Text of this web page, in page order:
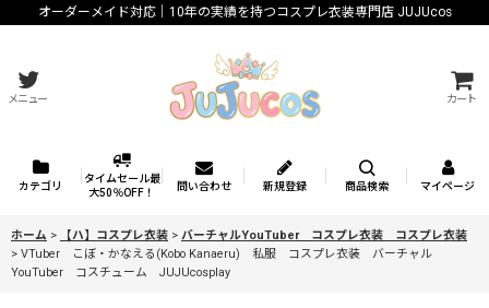
オーダーメイド対応｜10年の実績を持つコスプレ衣装専門店 JUJUcos
メニュー カート
カテゴリ
タイムセール最
大50％OFF！
問い合わせ 新規登録 商品検索 マイページ
ホーム > 【ハ】コスプレ衣装 > バーチャルYouTuber コスプレ衣装 コスプレ衣装
> VTuber こぼ・かなえる(Kobo Kanaeru) 私服 コスプレ衣装 バーチャル
YouTuber コスチューム JUJUcosplay